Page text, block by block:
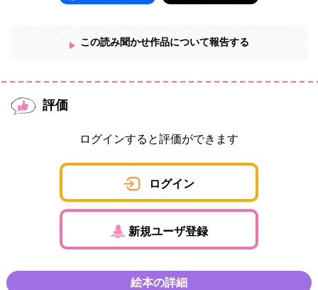
この読み聞かせ作品について報告する
評価
ログインすると評価ができます
ログイン
新規ユーザ登録
絵本の詳細